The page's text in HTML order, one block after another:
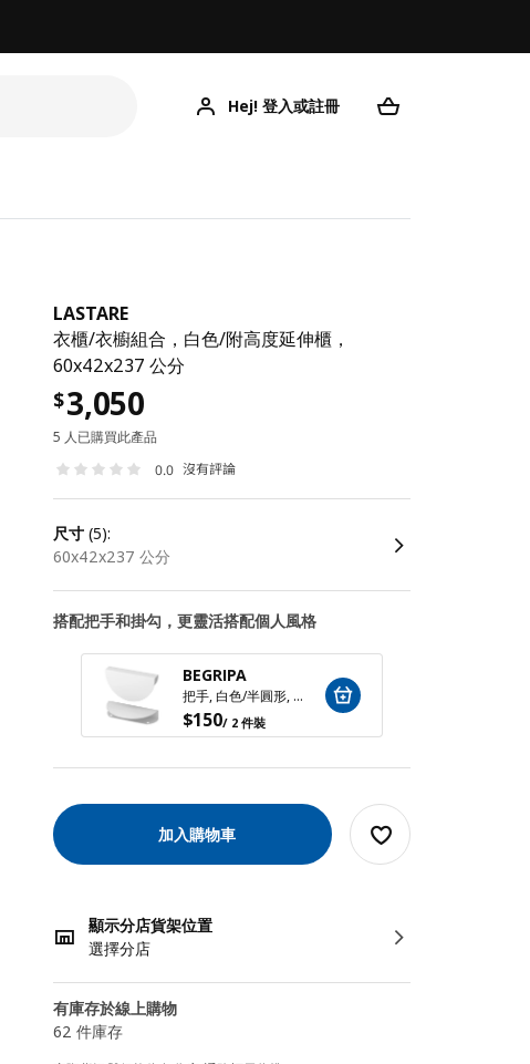
Hej! 登入或註冊
LASTARE
衣櫃/衣櫥組合，白色/附高度延伸櫃，
60x42x237 公分
$3,050
5 人已購買此產品
0.0 沒有評論
尺寸 (5):
60x42x237 公分
搭配把手和掛勾，更靈活搭配個人風格
BEGRIPA
把手, 白色/半圓形, 130 公厘
$150/ 2 件裝
加入購物車
顯示分店貨架位置
選擇分店
有庫存於線上購物
62 件庫存